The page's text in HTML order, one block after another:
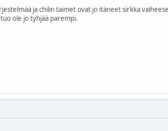
ja chilin taimet ovat jo itäneet sirkka
ole jo tyhjää parempi.